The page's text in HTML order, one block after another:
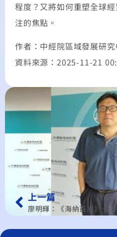
程度？又將如何重塑全球
注的焦點。
作者：中經院區域發展研
資料來源：2025-11-21
上一篇
廖明輝：《海納百川》中國稀土與新質生產力的戰略布局